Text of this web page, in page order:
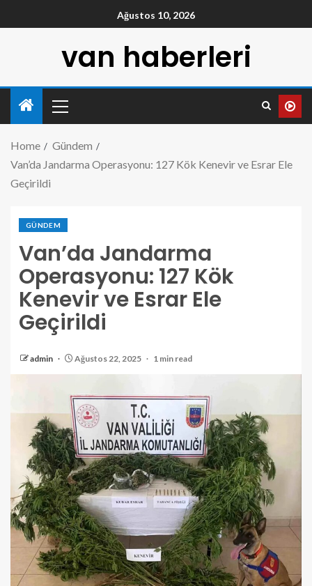
Ağustos 10, 2026
van haberleri
Home
Gündem
Van’da Jandarma Operasyonu: 127 Kök Kenevir ve Esrar Ele
Geçirildi
GÜNDEM
Van’da Jandarma
Operasyonu: 127 Kök
Kenevir ve Esrar Ele
Geçirildi
admin Ağustos 22, 2025 1 min read